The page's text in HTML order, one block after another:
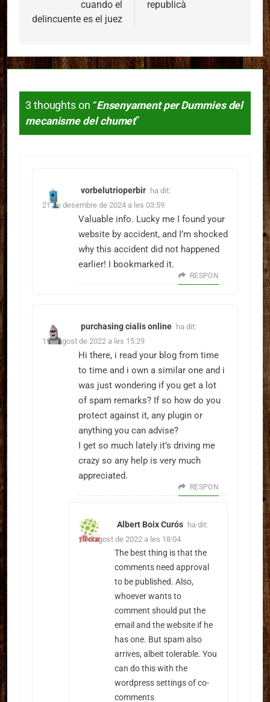
cuando el
delincuente es el juez
republicà
3 thoughts on “Ensenyament per Dummies del
mecanisme del chumet”
vorbelutrioperbir ha dit:
21 de desembre de 2024 a les 03:59
Valuable info. Lucky me I found your
website by accident, and I’m shocked
why this accident did not happened
earlier! I bookmarked it.
RESPON
purchasing cialis online ha dit:
19 d'agost de 2022 a les 15:29
Hi there, i read your blog from time
to time and i own a similar one and i
was just wondering if you get a lot
of spam remarks? If so how do you
protect against it, any plugin or
anything you can advise?
I get so much lately it’s driving me
crazy so any help is very much
appreciated.
RESPON
Albert Boix Curós ha dit:
19 d'agost de 2022 a les 18:04
The best thing is that the
comments need approval
to be published. Also,
whoever wants to
comment should put the
email and the website if he
has one. But spam also
arrives, albeit tolerable. You
can do this with the
wordpress settings of co-
comments